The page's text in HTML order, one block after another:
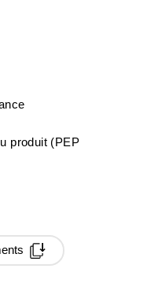
produit (PEP